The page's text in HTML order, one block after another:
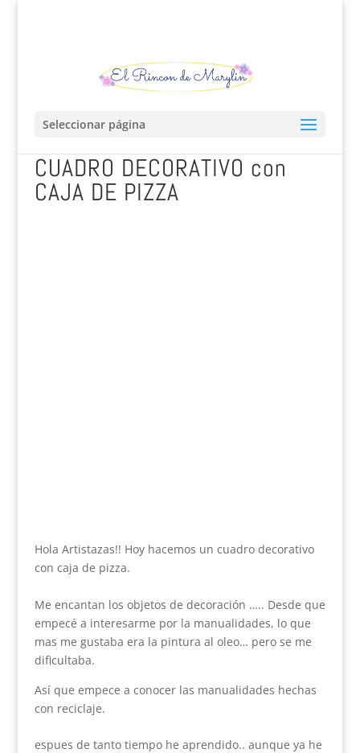
Seleccionar página
CUADRO DECORATIVO con
CAJA DE PIZZA
Hola Artistazas!! Hoy hacemos un cuadro decorativo
con caja de pizza.
Me encantan los objetos de decoración ….. Desde que
empecé a interesarme por la manualidades, lo que
mas me gustaba era la pintura al oleo… pero se me
dificultaba.
Así que empece a conocer las manualidades hechas
con reciclaje.
espues de tanto tiempo he aprendido.. aunque ya he